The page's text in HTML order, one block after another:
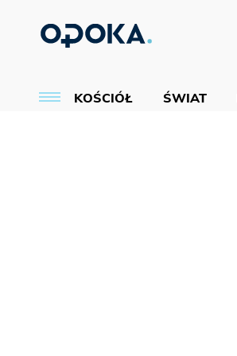
KOŚCIÓŁ ŚWIAT